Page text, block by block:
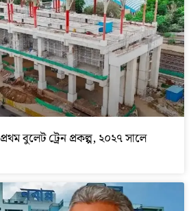
বুলেট ট্রেন প্রকল্প, ২০২৭ সালে